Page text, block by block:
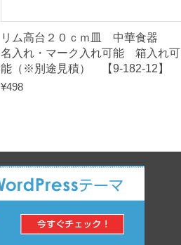
u
t
y
リム高台２０ｃｍ皿 中華食器
名入れ・マーク入れ可能 箱入れ可
能（※別途見積） 【9-182-12】
¥498